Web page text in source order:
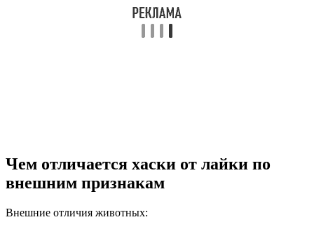
Чем отличается хаски от лайки по
внешним признакам
Внешние отличия животных: